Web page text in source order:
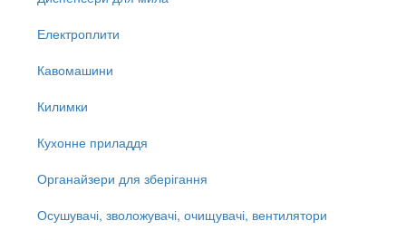
Електроплити
Кавомашини
Килимки
Кухонне приладдя
Органайзери для зберігання
Осушувачі, зволожувачі, очищувачі, вентилятори